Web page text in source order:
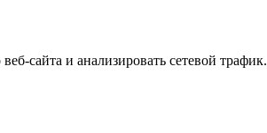
сайта и анализировать сетевой трафик.